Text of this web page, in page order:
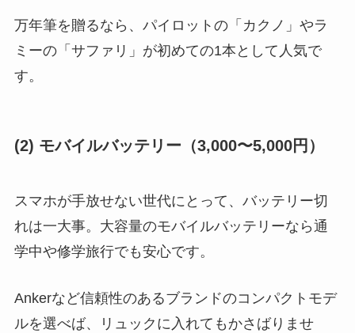
万年筆を贈るなら、パイロットの「カクノ」やラ
ミーの「サファリ」が初めての1本として人気で
す。
(2) モバイルバッテリー（3,000〜5,000円）
スマホが手放せない世代にとって、バッテリー切
れは一大事。大容量のモバイルバッテリーなら通
学中や修学旅行でも安心です。
Ankerなど信頼性のあるブランドのコンパクトモデ
ルを選べば、リュックに入れてもかさばりませ